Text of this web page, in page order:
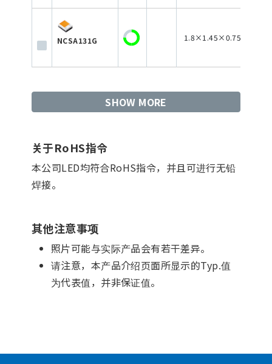
NCSA131G 1.8×1.45×0.75
SHOW MORE
关于RoHS指令
本公司LED均符合RoHS指令，并且可进行无铅
焊接。
其他注意事项
照片可能与实际产品会有若干差异。
请注意，本产品介绍页面所显示的Typ.值
为代表值，并非保证值。